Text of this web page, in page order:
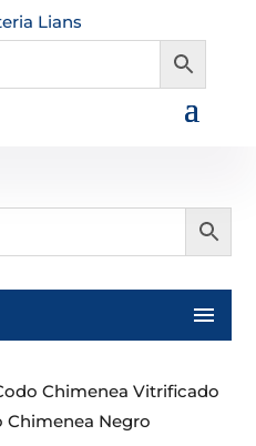
Chimenea Vitrificado
Chimenea Negro